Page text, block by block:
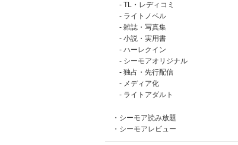
TL・レディコミ
ライトノベル
雑誌・写真集
小説・実用書
ハーレクイン
シーモアオリジナル
独占・先行配信
メディア化
ライトアダルト
シーモア読み放題
シーモアレビュー